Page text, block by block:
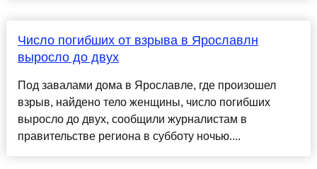
Число погибших от взрыва в Ярославлн
выросло до двух
Под завалами дома в Ярославле, где произошел
взрыв, найдено тело женщины, число погибших
выросло до двух, сообщили журналистам в
правительстве региона в субботу ночью....